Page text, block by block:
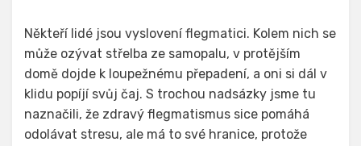
Někteří lidé jsou vyslovení flegmatici. Kolem nich se
může ozývat střelba ze samopalu, v protějším
domě dojde k loupežnému přepadení, a oni si dál v
klidu popíjí svůj čaj. S trochou nadsázky jsme tu
naznačili, že zdravý flegmatismus sice pomáhá
odolávat stresu, ale má to své hranice, protože